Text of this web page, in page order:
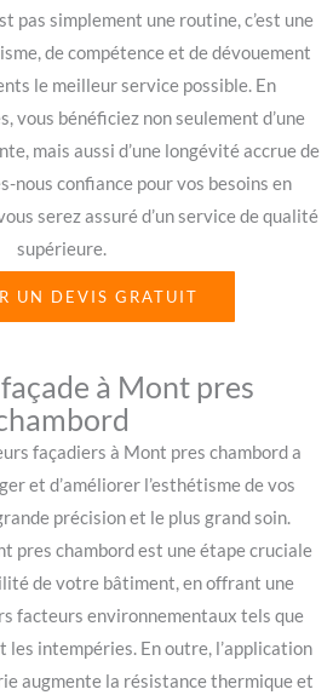
pas simplement une routine, c’est une
de compétence et de dévouement
le meilleur service possible. En
vous bénéficiez non seulement d’une
mais aussi d’une longévité accrue de
nous confiance pour vos besoins en
serez assuré d’un service de qualité
supérieure.
UN DEVIS GRATUIT
à Mont pres
façadiers à Mont pres chambord a
et d’améliorer l’esthétisme de vos
précision et le plus grand soin.
pres chambord est une étape cruciale
de votre bâtiment, en offrant une
facteurs environnementaux tels que
les intempéries. En outre, l’application
augmente la résistance thermique et